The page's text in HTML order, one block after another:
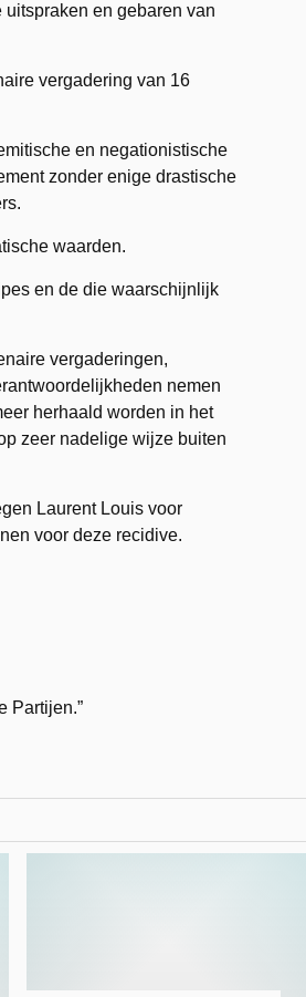
en gebaren van
vergadering van 16
en negationistische
zonder enige drastische
waarden.
en de die waarschijnlijk
vergaderingen,
nemen
herhaald worden in het
zeer nadelige wijze buiten
Laurent Louis voor
voor deze recidive.
Partijen.”